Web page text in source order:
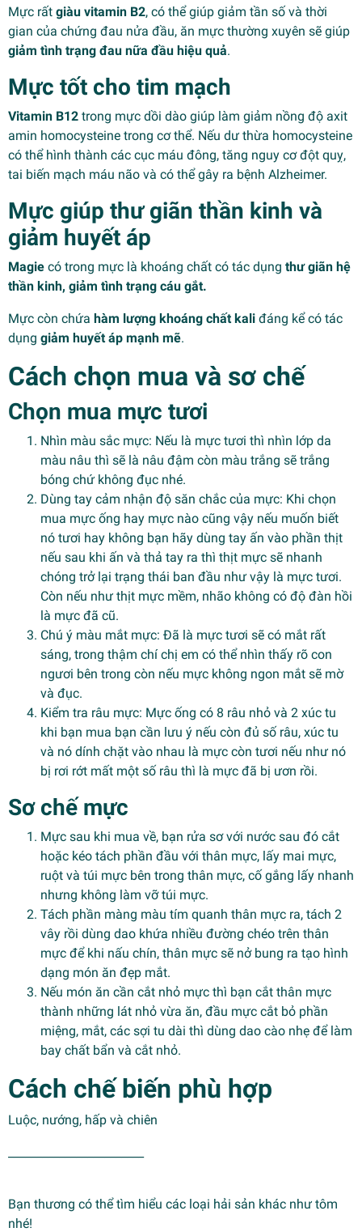
Mực rất giàu vitamin B2, có thể giúp giảm tần số và thời
gian của chứng đau nửa đầu, ăn mực thường xuyên sẽ giúp
giảm tình trạng đau nữa đầu hiệu quả.
Mực tốt cho tim mạch
Vitamin B12 trong mực dồi dào giúp làm giảm nồng độ axit
amin homocysteine trong cơ thể. Nếu dư thừa homocysteine
có thể hình thành các cục máu đông, tăng nguy cơ đột quỵ,
tai biến mạch máu não và có thể gây ra bệnh Alzheimer.
Mực giúp thư giãn thần kinh và
giảm huyết áp
Magie có trong mực là khoáng chất có tác dụng thư giãn hệ
thần kinh, giảm tình trạng cáu gắt.
Mực còn chứa hàm lượng khoáng chất kali đáng kể có tác
dụng giảm huyết áp mạnh mẽ.
Cách chọn mua và sơ chế
Chọn mua mực tươi
Nhìn màu sắc mực: Nếu là mực tươi thì nhìn lớp da
màu nâu thì sẽ là nâu đậm còn màu trắng sẽ trắng
bóng chứ không đục nhé.
Dùng tay cảm nhận độ săn chắc của mực: Khi chọn
mua mực ống hay mực nào cũng vậy nếu muốn biết
nó tươi hay không bạn hãy dùng tay ấn vào phần thịt
nếu sau khi ấn và thả tay ra thì thịt mực sẽ nhanh
chóng trở lại trạng thái ban đầu như vậy là mực tươi.
Còn nếu như thịt mực mềm, nhão không có độ đàn hồi
là mực đã cũ.
Chú ý màu mắt mực: Đã là mực tươi sẽ có mắt rất
sáng, trong thậm chí chị em có thể nhìn thấy rõ con
ngươi bên trong còn nếu mực không ngon mắt sẽ mờ
và đục.
Kiểm tra râu mực: Mực ống có 8 râu nhỏ và 2 xúc tu
khi bạn mua bạn cần lưu ý nếu còn đủ số râu, xúc tu
và nó dính chặt vào nhau là mực còn tươi nếu như nó
bị rơi rớt mất một số râu thì là mực đã bị ươn rồi.
Sơ chế mực
Mực sau khi mua về, bạn rửa sơ với nước sau đó cắt
hoặc kéo tách phần đầu với thân mực, lấy mai mực,
ruột và túi mực bên trong thân mực, cố gắng lấy nhanh
nhưng không làm vỡ túi mực.
Tách phần màng màu tím quanh thân mực ra, tách 2
vây rồi dùng dao khứa nhiều đường chéo trên thân
mực để khi nấu chín, thân mực sẽ nở bung ra tạo hình
dạng món ăn đẹp mắt.
Nếu món ăn cần cắt nhỏ mực thì bạn cắt thân mực
thành những lát nhỏ vừa ăn, đầu mực cắt bỏ phần
miệng, mắt, các sợi tu dài thì dùng dao cào nhẹ để làm
bay chất bẩn và cắt nhỏ.
Cách chế biến phù hợp
Luộc, nướng, hấp và chiên
Bạn thương có thể tìm hiểu các loại hải sản khác như tôm
nhé!